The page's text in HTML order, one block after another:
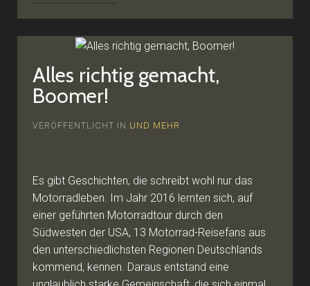
Alles richtig gemacht,
Boomer!
VERÖFFENTLICHT IN UND MEHR
Es gibt Geschichten, die schreibt wohl nur das
Motorradleben. Im Jahr 2016 lernten sich, auf
einer geführten Motorradtour durch den
Südwesten der USA, 13 Motorrad-Reisefans aus
den unterschiedlichsten Regionen Deutschlands
kommend, kennen. Daraus entstand eine